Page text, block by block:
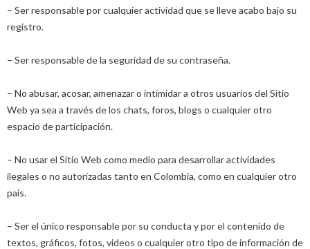
– Ser responsable por cualquier actividad que se lleve acabo bajo su
registro.
– Ser responsable de la seguridad de su contraseña.
– No abusar, acosar, amenazar o intimidar a otros usuarios del Sitio
Web ya sea a través de los chats, foros, blogs o cualquier otro
espacio de participación.
– No usar el Sitio Web como medio para desarrollar actividades
ilegales o no autorizadas tanto en Colombia, como en cualquier otro
país.
– Ser el único responsable por su conducta y por el contenido de
textos, gráficos, fotos, videos o cualquier otro tipo de información de